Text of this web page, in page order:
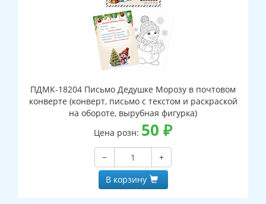
ПДМК-18204 Письмо Дедушке Морозу в почтовом
конверте (конверт, письмо с текстом и раскраской
на обороте, вырубная фигурка)
Цена розн: 50 ₽
−
+
В корзину